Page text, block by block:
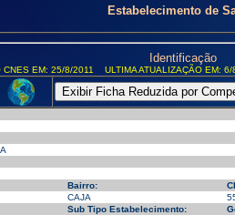
Estabelecimento de
Identificação
CNES EM: 25/8/2011 ULTIMA ATUALIZAÇÃO EM:
Bairro:
CAJA
Sub Tipo Estabelecimento: